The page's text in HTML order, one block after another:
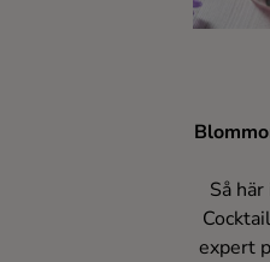
Så
expert